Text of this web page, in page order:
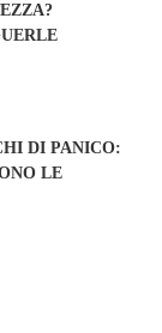
DI PANICO:
LE